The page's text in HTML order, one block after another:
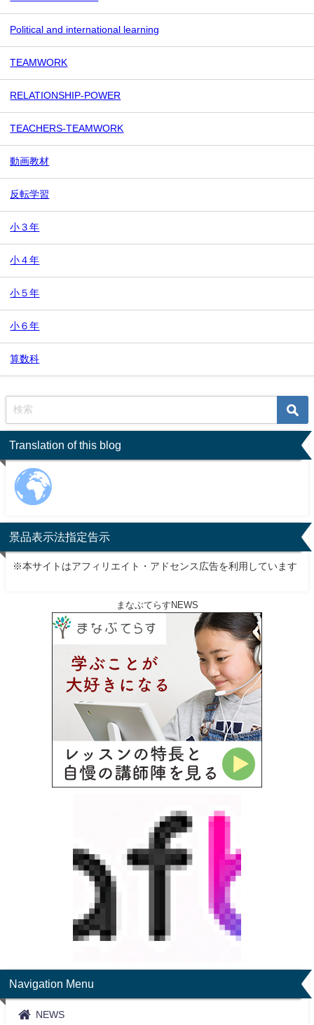
Political and international learning
TEAMWORK
RELATIONSHIP-POWER
TEACHERS-TEAMWORK
動画教材
反転学習
小３年
小４年
小５年
小６年
算数科
Translation of this blog
景品表示法指定告示
※本サイトはアフィリエイト・アドセンス広告を利用しています
まなぶてらすNEWS
Navigation Menu
NEWS